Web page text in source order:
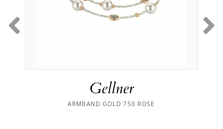
Gellner
ARMBAND GOLD 750 ROSE